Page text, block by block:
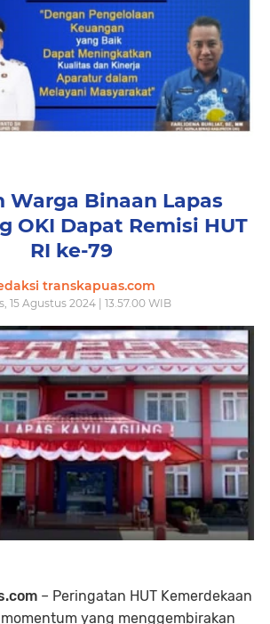
Warga Binaan Lapas
OKI Dapat Remisi HUT
RI ke-79
transkapuas.com
15 Agustus 2024 | 13.57.00 WIB
– Peringatan HUT Kemerdekaan
yang menggembirakan